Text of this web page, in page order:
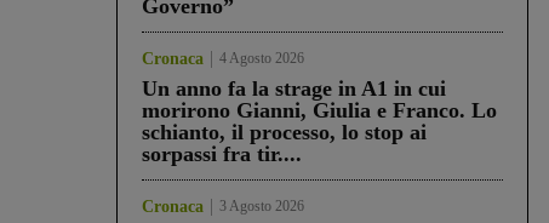
Governo”
Cronaca 4 Agosto 2026
Un anno fa la strage in A1 in cui
morirono Gianni, Giulia e Franco. Lo
schianto, il processo, lo stop ai
sorpassi fra tir....
Cronaca 3 Agosto 2026